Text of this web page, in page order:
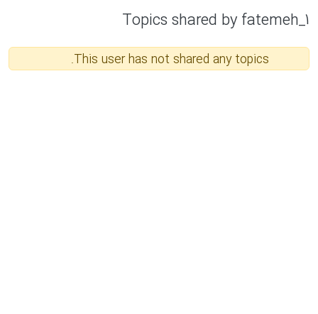
Topics shared by fatemeh_1
This user has not shared any topics.